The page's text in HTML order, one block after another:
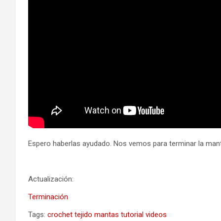
Espero haberlas ayudado. Nos vemos para terminar la
Actualización:
Terminación
Tags: crochet tejido mantas tutorial videos